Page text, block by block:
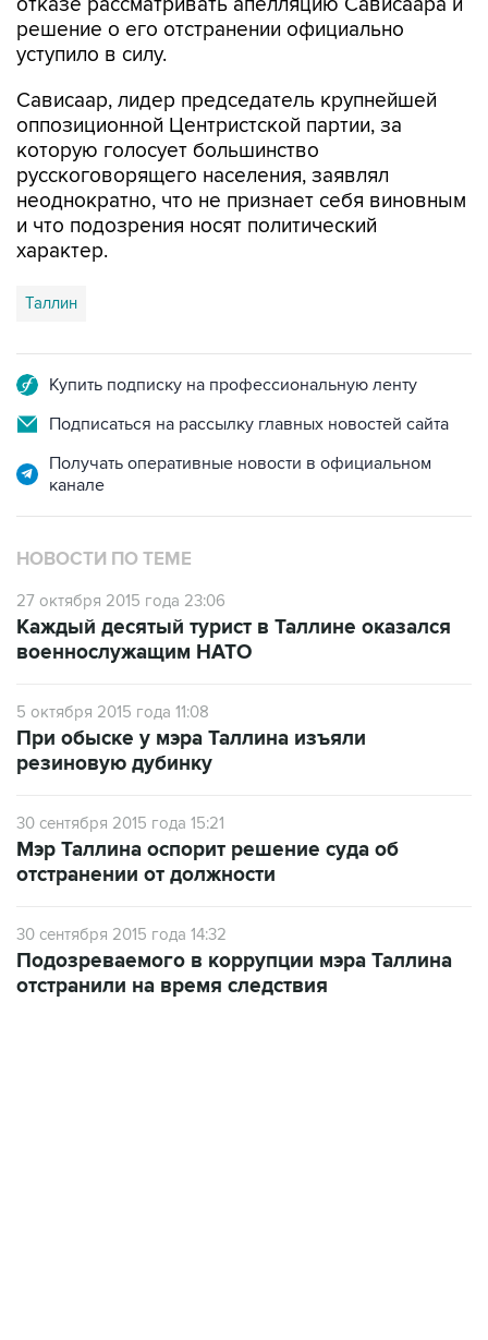
уступило в силу.
Сависаар, лидер председатель крупнейшей
которую голосует большинство
русскоговорящего населения, заявлял
неоднократно, что не признает себя виновным
и что подозрения носят политический
характер.
Таллин
Подписаться на рассылку главных новостей сайта
Получать оперативные новости в официальном
НОВОСТИ ПО ТЕМЕ
27 октября 2015 года 23:06
военнослужащим НАТО
5 октября 2015 года 11:08
резиновую дубинку
30 сентября 2015 года 15:21
отстранении от должности
30 сентября 2015 года 14:32
отстранили на время следствия